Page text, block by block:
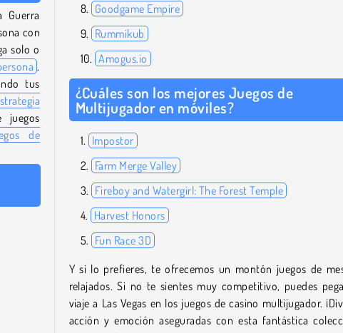
Guerra
con
solo o
.
tus
juegos
de
Goodgame Empire
Rummikub
Amogus.io
¿Cuáles son los mejores Juegos de
Multijugador en móviles?
Impostor
Farm Merge Valley
Fireboy and Watergirl: The Forest Temple
Harvest Honors
Fun Race 3D
Y si lo prefieres, te ofrecemos un montón juegos de
relajados. Si no te sientes muy competitivo, puedes
viaje a Las Vegas en los juegos de casino multijugador.
acción y emoción aseguradas con esta fantástica